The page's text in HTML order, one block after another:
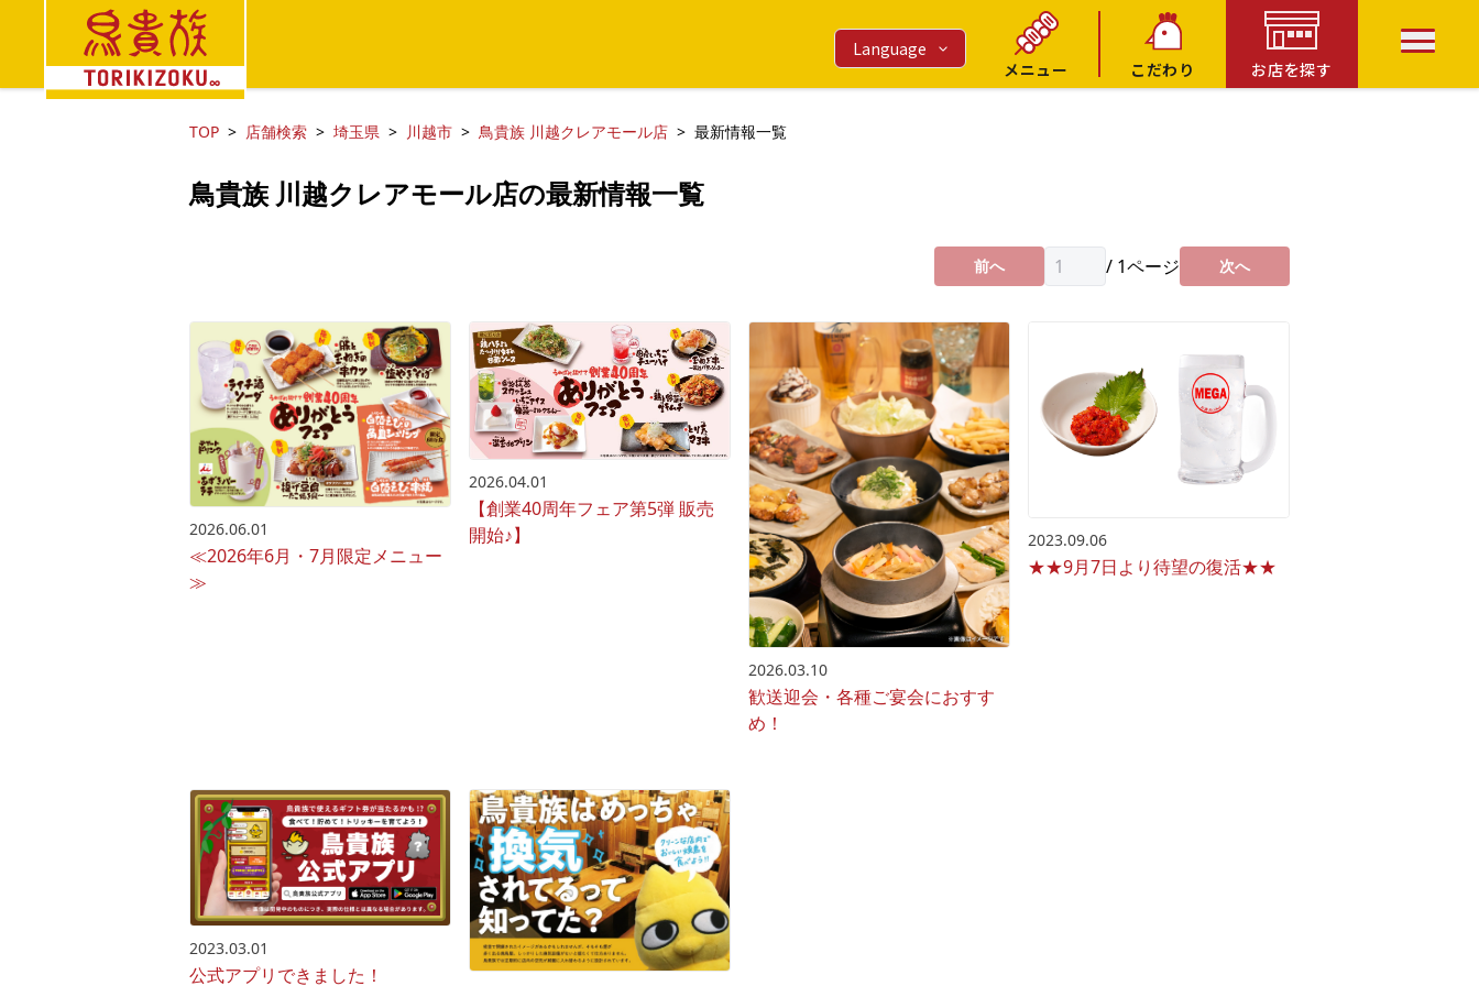
Language
メニュー
こだわり お店を探す
TOP 店舗検索 埼玉県 川越市 鳥貴族 川越クレアモール店 最新情報一覧
鳥貴族 川越クレアモール店の最新情報一覧
前へ / 1ページ 次へ
2026.06.01
≪2026年6月・7月限定メニュー
≫
2026.04.01
【創業40周年フェア第5弾 販売
開始♪】
2026.03.10
歓送迎会・各種ご宴会におすす
め！
2023.09.06
★★9月7日より待望の復活★★
2023.03.01
公式アプリできました！